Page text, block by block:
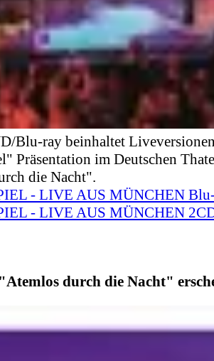
Blu-ray beinhaltet
Präsentation im Deutschen
die Nacht".
- LIVE AUS MÜNCHEN
- LIVE AUS MÜNCHEN
durch die Nacht"